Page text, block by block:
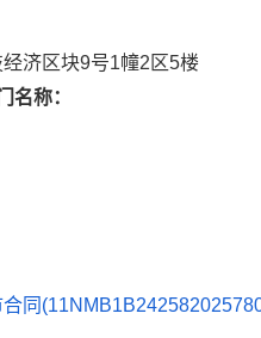
济区块9号1幢2区5楼
名称：
同